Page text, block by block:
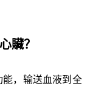
贜？
，输送血液到全